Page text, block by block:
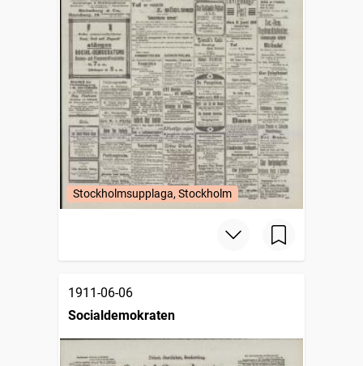
Stockholmsupplaga, Stockholm
1911-06-06
Socialdemokraten